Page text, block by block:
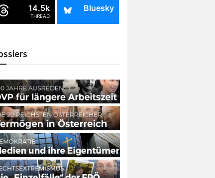
14.5k
THREAD
Bluesky